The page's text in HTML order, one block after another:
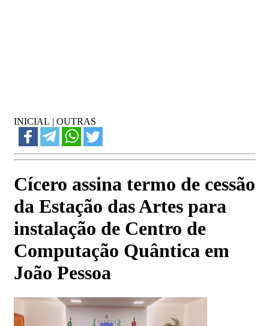
INICIAL | OUTRAS
Cícero assina termo de cessão
da Estação das Artes para
instalação de Centro de
Computação Quântica em
João Pessoa